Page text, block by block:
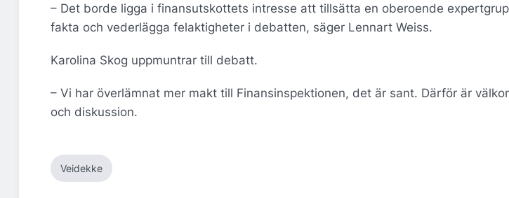
– Det borde ligga i finansutskottets intresse att tillsätta en oberoende
fakta och vederlägga felaktigheter i debatten, säger Lennart Weiss.
Karolina Skog uppmuntrar till debatt.
– Vi har överlämnat mer makt till Finansinspektionen, det är sant. Därför är
och diskussion.
Veidekke